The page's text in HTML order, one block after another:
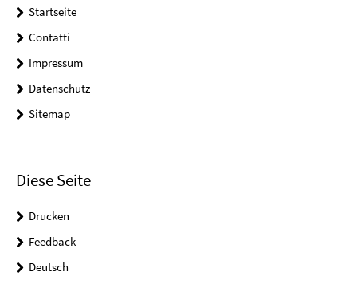
Startseite
Contatti
Impressum
Datenschutz
Sitemap
Diese Seite
Drucken
Feedback
Deutsch